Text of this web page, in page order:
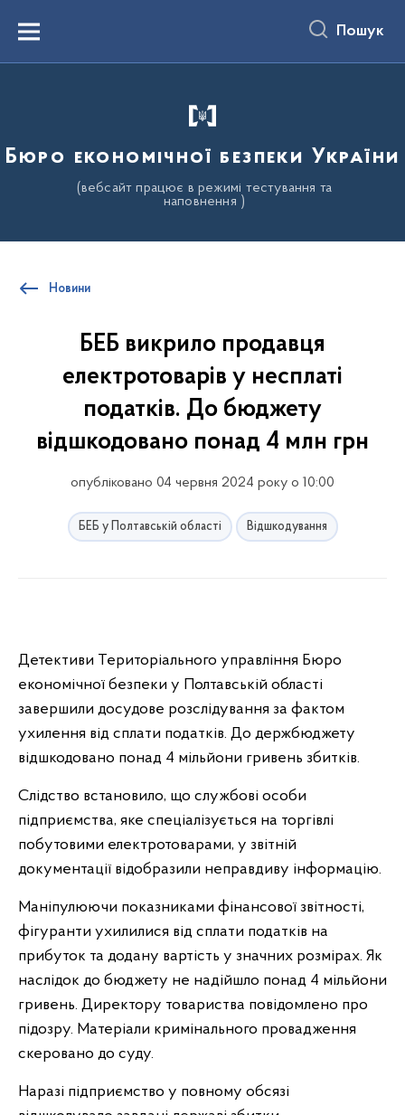
вмістуMenu Пошук
Бюро економічної безпеки України
(вебсайт працює в режимі тестування та
наповнення )
Новини
БЕБ викрило продавця
електротоварів у несплаті
податків. До бюджету
відшкодовано понад 4 млн грн
опубліковано 04 червня 2024 року о 10:00
БЕБ у Полтавській області Відшкодування
Детективи Територіального управління Бюро
економічної безпеки у Полтавській області
завершили досудове розслідування за фактом
ухилення від сплати податків. До держбюджету
відшкодовано понад 4 мільйони гривень збитків.
Слідство встановило, що службові особи
підприємства, яке спеціалізується на торгівлі
побутовими електротоварами, у звітній
документації відобразили неправдиву інформацію.
Маніпулюючи показниками фінансової звітності,
фігуранти ухилилися від сплати податків на
прибуток та додану вартість у значних розмірах. Як
наслідок до бюджету не надійшло понад 4 мільйони
гривень. Директору товариства повідомлено про
підозру. Матеріали кримінального провадження
скеровано до суду.
Наразі підприємство у повному обсязі